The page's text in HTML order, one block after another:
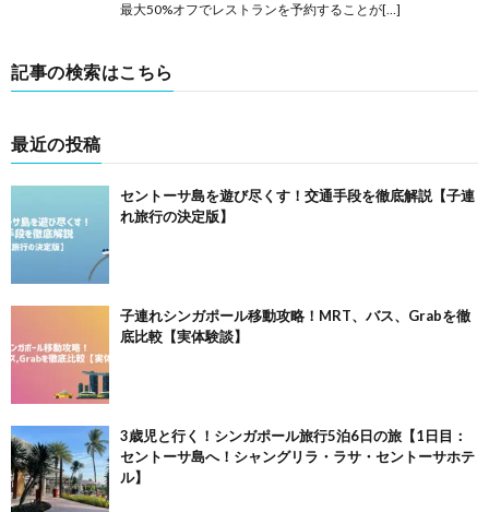
最大50%オフでレストランを予約することが[…]
記事の検索はこちら
最近の投稿
セントーサ島を遊び尽くす！交通手段を徹底解説【子連
れ旅行の決定版】
子連れシンガポール移動攻略！MRT、バス、Grabを徹
底比較【実体験談】
3歳児と行く！シンガポール旅行5泊6日の旅【1日目：
セントーサ島へ！シャングリラ・ラサ・セントーサホテ
ル】